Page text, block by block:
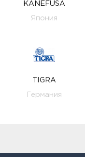
KANEFUSA
Япония
TIGRA
Германия